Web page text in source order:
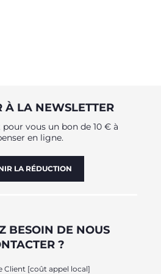
À LA NEWSLETTER
vous un bon de 10 € à
en ligne.
LA RÉDUCTION
BESOIN DE NOUS
?
Client [coût appel local]